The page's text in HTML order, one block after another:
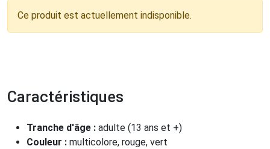
Ce produit est actuellement indisponible.
Caractéristiques
Tranche d'âge : adulte (13 ans et +)
Couleur : multicolore, rouge, vert